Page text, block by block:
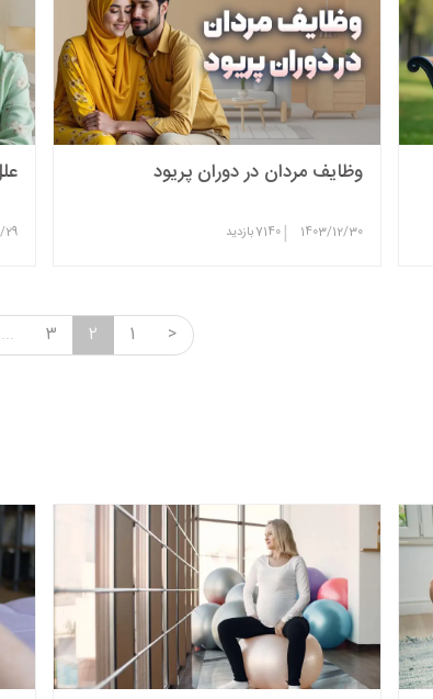
وظایف مردان در دوران پریود
1403/12/30
|
7140بازدید 29
>
1
2
3
...